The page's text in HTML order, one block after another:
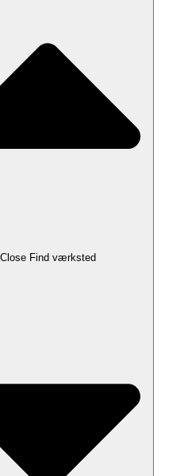
Close Find værksted